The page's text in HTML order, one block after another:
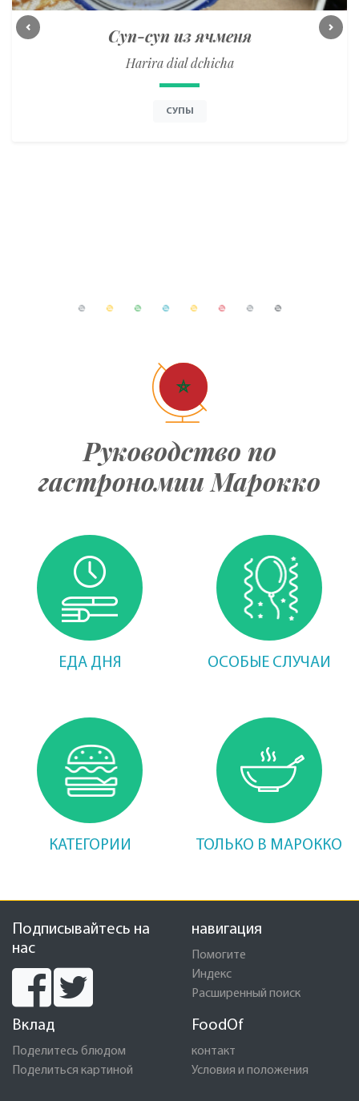
Суп-суп из ячменя
Harira dial dchicha
СУПЫ
Previous Next
Руководство по
гастрономии Марокко
ЕДА ДНЯ ОСОБЫЕ СЛУЧАИ
КАТЕГОРИИ ТОЛЬКО В МАРОККО
Подписывайтесь на
нас
навигация
Помогите
Индекс
Расширенный поиск
Вклад
Поделитесь блюдом
Поделиться картиной
FoodOf
контакт
Условия и положения